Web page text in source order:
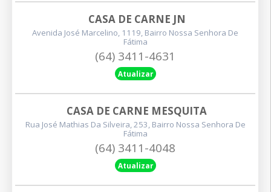
CASA DE CARNE JN
Avenida José Marcelino, 1119, Bairro Nossa Senhora De
Fátima
(64) 3411-4631
Atualizar
CASA DE CARNE MESQUITA
Rua José Mathias Da Silveira, 253, Bairro Nossa Senhora De
Fátima
(64) 3411-4048
Atualizar